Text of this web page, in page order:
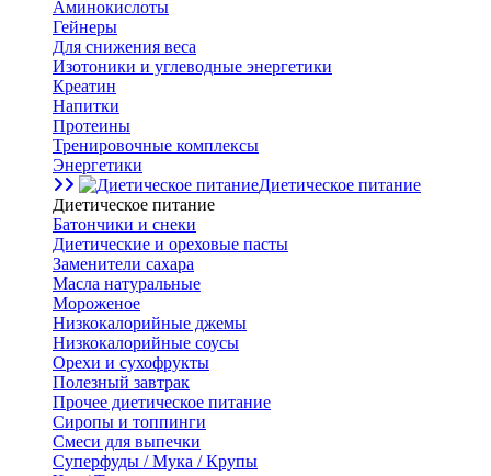
Аминокислоты
Гейнеры
Для снижения веса
Изотоники и углеводные энергетики
Креатин
Напитки
Протеины
Тренировочные комплексы
Энергетики
Диетическое питание
Диетическое питание
Батончики и снеки
Диетические и ореховые пасты
Заменители сахара
Масла натуральные
Мороженое
Низкокалорийные джемы
Низкокалорийные соусы
Орехи и сухофрукты
Полезный завтрак
Прочее диетическое питание
Сиропы и топпинги
Смеси для выпечки
Суперфуды / Мука / Крупы